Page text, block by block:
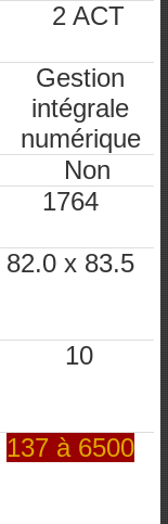
2 ACT
Gestion
intégrale
numérique
Non
1764
82.0 x 83.5
10
137 à 6500